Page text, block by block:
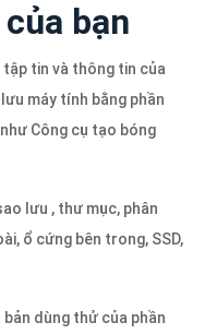
bạn
tin và thông tin của
máy tính bằng phần
Công cụ tạo bóng
lưu , thư mục, phân
ổ cứng bên trong, SSD,
dùng thử của phần